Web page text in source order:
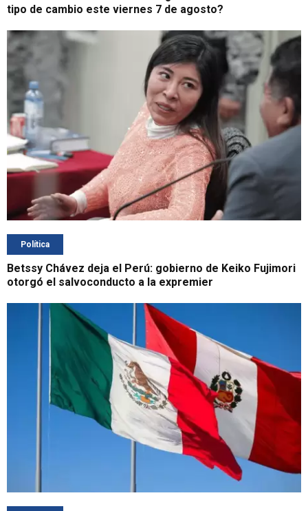
tipo de cambio este viernes 7 de agosto?
Política
Betssy Chávez deja el Perú: gobierno de Keiko Fujimori
otorgó el salvoconducto a la expremier